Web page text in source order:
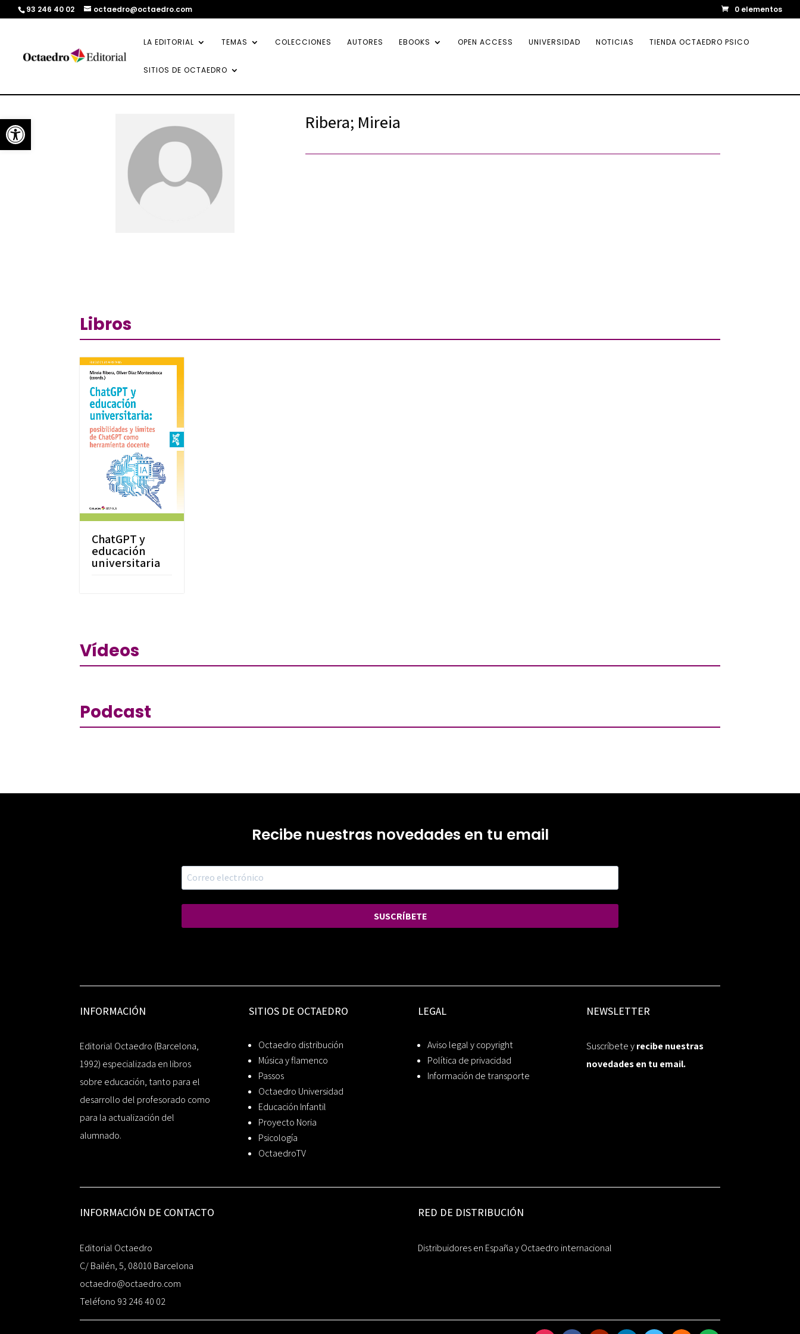
Abrir barra de herramientas
93 246 40 02 octaedro@octaedro.com 0 elementos
LA EDITORIAL TEMAS COLECCIONES AUTORES EBOOKS OPEN ACCESS UNIVERSIDAD NOTICIAS TIENDA OCTAEDRO PSICO
SITIOS DE OCTAEDRO
Ribera; Mireia
Libros
ChatGPT y
educación
universitaria
Vídeos
Podcast
Recibe nuestras novedades en tu email
SUSCRÍBETE
INFORMACIÓN
Editorial Octaedro (Barcelona,
1992) especializada en libros
sobre educación, tanto para el
desarrollo del profesorado como
para la actualización del
alumnado.
SITIOS DE OCTAEDRO
Octaedro distribución
Música y flamenco
Passos
Octaedro Universidad
Educación Infantil
Proyecto Noria
Psicología
OctaedroTV
LEGAL
Aviso legal y copyright
Política de privacidad
Información de transporte
NEWSLETTER
Suscríbete yrecibe nuestras
novedades en tu email.
INFORMACIÓN DE CONTACTO
Editorial Octaedro
C/ Bailén, 5, 08010 Barcelona
octaedro@octaedro.com
Teléfono 93 246 40 02
RED DE DISTRIBUCIÓN
Distribuidores en España y Octaedro internacional